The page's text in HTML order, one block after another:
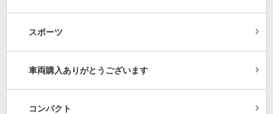
スポーツ
車両購入ありがとうございます
コンパクト